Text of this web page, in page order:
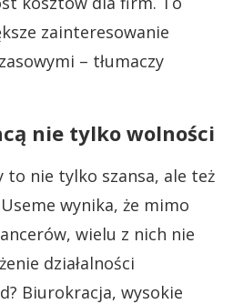
zainteresowanie
– tłumaczy
nie tylko wolności
to nie tylko szansa, ale też
wynika, że mimo
wielu z nich nie
działalności
Biurokracja, wysokie